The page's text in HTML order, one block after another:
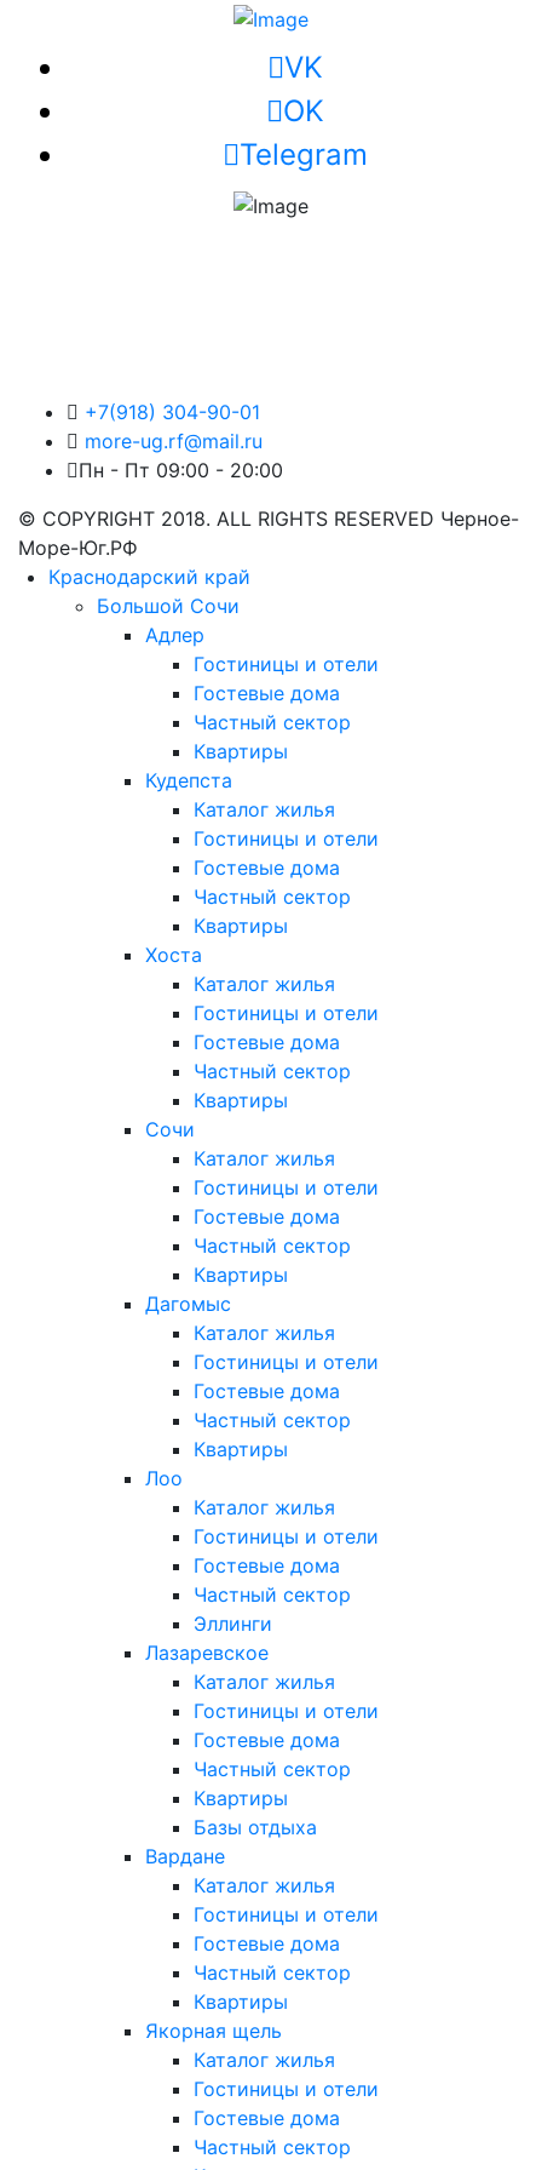
VK
OK
Telegram
+7(918) 304-90-01
more-ug.rf@mail.ru
Пн - Пт 09:00 - 20:00
© COPYRIGHT 2018. ALL RIGHTS RESERVED Черное-
Море-Юг.РФ
Краснодарский край
Большой Сочи
Адлер
Гостиницы и отели
Гостевые дома
Частный сектор
Квартиры
Кудепста
Каталог жилья
Гостиницы и отели
Гостевые дома
Частный сектор
Квартиры
Хоста
Каталог жилья
Гостиницы и отели
Гостевые дома
Частный сектор
Квартиры
Сочи
Каталог жилья
Гостиницы и отели
Гостевые дома
Частный сектор
Квартиры
Дагомыс
Каталог жилья
Гостиницы и отели
Гостевые дома
Частный сектор
Квартиры
Лоо
Каталог жилья
Гостиницы и отели
Гостевые дома
Частный сектор
Эллинги
Лазаревское
Каталог жилья
Гостиницы и отели
Гостевые дома
Частный сектор
Квартиры
Базы отдыха
Вардане
Каталог жилья
Гостиницы и отели
Гостевые дома
Частный сектор
Квартиры
Якорная щель
Каталог жилья
Гостиницы и отели
Гостевые дома
Частный сектор